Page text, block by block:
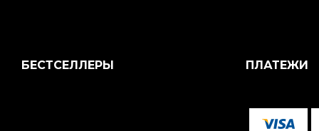
БЕСТСЕЛЛЕРЫ ПЛАТЕЖИ